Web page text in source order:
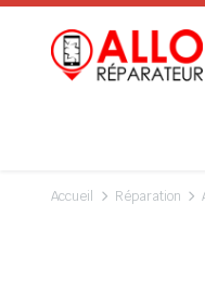
Accueil Réparation